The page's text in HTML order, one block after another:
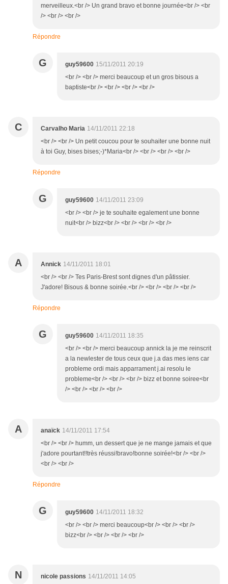
merveilleux.<br /> Un grand bravo et bonne journée<br /> <br
/> <br /> <br />
Répondre
G guy59600 15/11/2011 20:19
<br /> <br /> merci beaucoup et un gros bisous a
baptiste<br /> <br /> <br /> <br />
C Carvalho Maria 14/11/2011 22:18
<br /> <br /> Un petit coucou pour te souhaiter une bonne nuit
à toi Guy, bises bises;-)*Maria<br /> <br /> <br /> <br />
Répondre
G guy59600 14/11/2011 23:09
<br /> <br /> je te souhaite egalement une bonne
nuit<br /> bizz<br /> <br /> <br /> <br />
A Annick 14/11/2011 18:01
<br /> <br /> Tes Paris-Brest sont dignes d'un pâtissier.
J'adore! Bisous & bonne soirée.<br /> <br /> <br /> <br />
Répondre
G guy59600 14/11/2011 18:35
<br /> <br /> merci beaucoup annick la je me reinscrit
a la newlester de tous ceux que j.a das mes iens car
probleme ordi mais apparrament j.ai resolu le
probleme<br /> <br /> <br /> bizz et bonne soiree<br
/> <br /> <br /> <br />
A anaïck 14/11/2011 17:54
<br /> <br /> humm, un dessert que je ne mange jamais et que
j'adore pourtant!!très réussi!bravo!bonne soirée!<br /> <br />
<br /> <br />
Répondre
G guy59600 14/11/2011 18:32
<br /> <br /> merci beaucoup<br /> <br /> <br />
bizz<br /> <br /> <br /> <br />
N nicole passions 14/11/2011 14:05